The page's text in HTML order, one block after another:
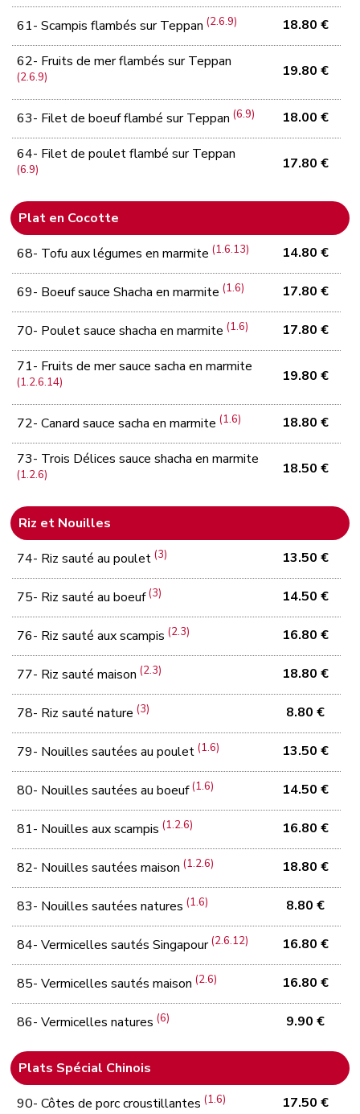
61- Scampis flambés sur Teppan(2.6.9) 18.80 €
62- Fruits de mer flambés sur Teppan
(2.6.9) 19.80 €
63- Filet de boeuf flambé sur Teppan(6.9) 18.00 €
64- Filet de poulet flambé sur Teppan
(6.9) 17.80 €
Plat en Cocotte
68- Tofu aux légumes en marmite(1.6.13) 14.80 €
69- Boeuf sauce Shacha en marmite(1.6) 17.80 €
70- Poulet sauce shacha en marmite(1.6) 17.80 €
71- Fruits de mer sauce sacha en marmite
(1.2.6.14) 19.80 €
72- Canard sauce sacha en marmite(1.6) 18.80 €
73- Trois Délices sauce shacha en marmite
(1.2.6) 18.50 €
Riz et Nouilles
74- Riz sauté au poulet(3) 13.50 €
75- Riz sauté au boeuf(3) 14.50 €
76- Riz sauté aux scampis(2.3) 16.80 €
77- Riz sauté maison(2.3) 18.80 €
78- Riz sauté nature(3) 8.80 €
79- Nouilles sautées au poulet(1.6) 13.50 €
80- Nouilles sautées au boeuf(1.6) 14.50 €
81- Nouilles aux scampis(1.2.6) 16.80 €
82- Nouilles sautées maison(1.2.6) 18.80 €
83- Nouilles sautées natures(1.6) 8.80 €
84- Vermicelles sautés Singapour(2.6.12) 16.80 €
85- Vermicelles sautés maison(2.6) 16.80 €
86- Vermicelles natures(6) 9.90 €
Plats Spécial Chinois
90- Côtes de porc croustillantes(1.6) 17.50 €